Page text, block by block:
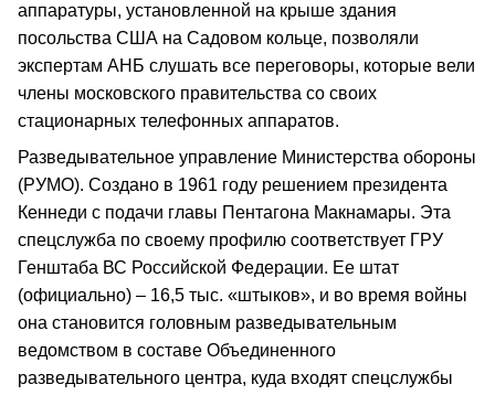
аппаратуры, установленной на крыше здания
посольства США на Садовом кольце, позволяли
экспертам АНБ слушать все переговоры, которые вели
члены московского правительства со своих
стационарных телефонных аппаратов.
Разведывательное управление Министерства обороны
(РУМО). Создано в 1961 году решением президента
Кеннеди с подачи главы Пентагона Макнамары. Эта
спецслужба по своему профилю соответствует ГРУ
Генштаба ВС Российской Федерации. Ее штат
(официально) – 16,5 тыс. «штыков», и во время войны
она становится головным разведывательным
ведомством в составе Объединенного
разведывательного центра, куда входят спецслужбы